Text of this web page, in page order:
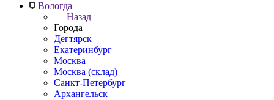
Вологда
Назад
Города
Дегтярск
Екатеринбург
Москва
Москва (склад)
Санкт-Петербург
Архангельск